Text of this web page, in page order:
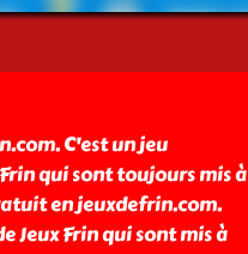
C'est un jeu
qui sont toujours mis à
en jeuxdefrin.com.
Jeux Frin qui sont mis à